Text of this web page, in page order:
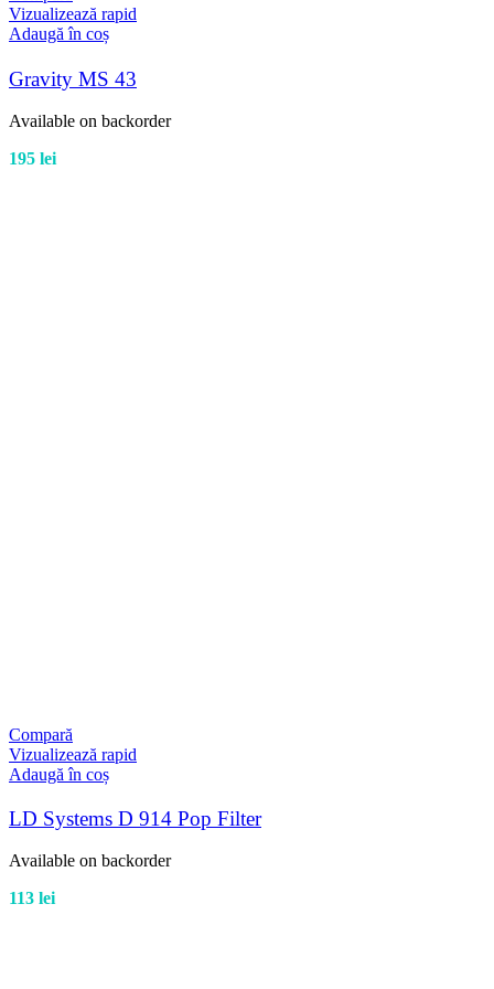
Vizualizează rapid
Adaugă în coș
Gravity MS 43
Available on backorder
195 lei
Compară
Vizualizează rapid
Adaugă în coș
LD Systems D 914 Pop Filter
Available on backorder
113 lei